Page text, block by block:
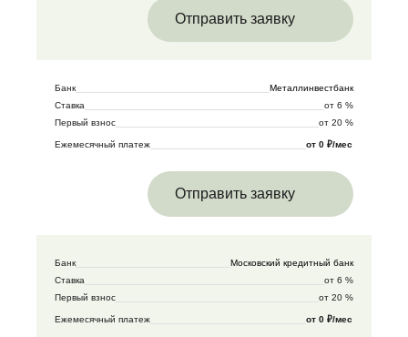
Отправить заявку
Банк
Металлинвестбанк
Ставка
от 6 %
Первый взнос
от 20 %
Ежемесячный платеж от 0 ₽/мес
Отправить заявку
Банк
Московский кредитный банк
Ставка
от 6 %
Первый взнос
от 20 %
Ежемесячный платеж от 0 ₽/мес